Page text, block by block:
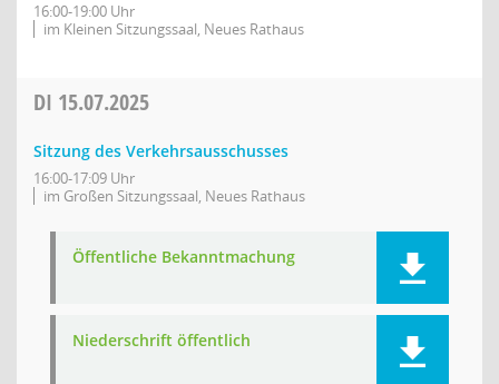
16:00-19:00 Uhr
im Kleinen Sitzungssaal, Neues Rathaus
DI 15.07.2025
Sitzung des Verkehrsausschusses
16:00-17:09 Uhr
im Großen Sitzungssaal, Neues Rathaus
Öffentliche Bekanntmachung
Niederschrift öffentlich